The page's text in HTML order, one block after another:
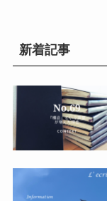
新着記事